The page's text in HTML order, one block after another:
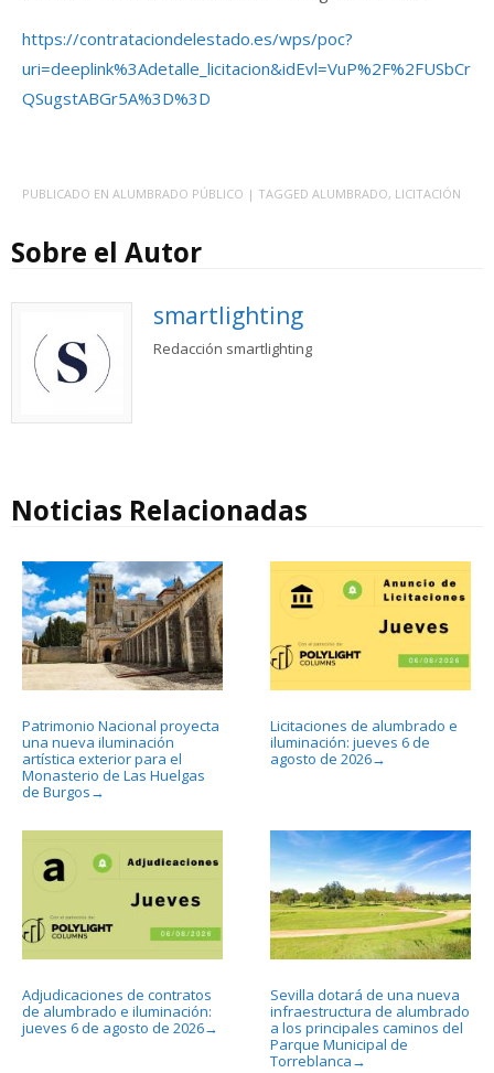
https://contrataciondelestado.es/wps/poc?
uri=deeplink%3Adetalle_licitacion&idEvl=VuP%2F%2FUSbCr
QSugstABGr5A%3D%3D
PUBLICADO EN ALUMBRADO PÚBLICO | TAGGED ALUMBRADO, LICITACIÓN
Sobre el Autor
smartlighting
Redacción smartlighting
Noticias Relacionadas
Patrimonio Nacional proyecta
una nueva iluminación
artística exterior para el
Monasterio de Las Huelgas
de Burgos →
Licitaciones de alumbrado e
iluminación: jueves 6 de
agosto de 2026→
Adjudicaciones de contratos
de alumbrado e iluminación:
jueves 6 de agosto de 2026→
Sevilla dotará de una nueva
infraestructura de alumbrado
a los principales caminos del
Parque Municipal de
Torreblanca →